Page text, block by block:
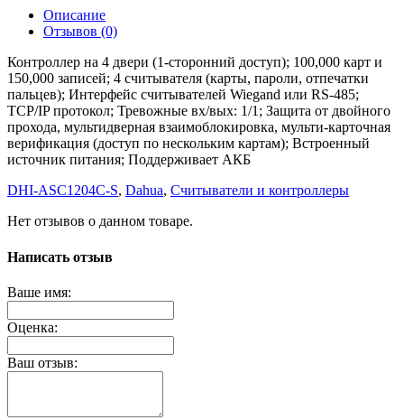
Описание
Отзывов (0)
Контроллер на 4 двери (1-сторонний доступ); 100,000 карт и
150,000 записей; 4 считывателя (карты, пароли, отпечатки
пальцев); Интерфейс считывателей Wiegand или RS-485;
TCP/IP протокол; Тревожные вх/вых: 1/1; Защита от двойного
прохода, мультидверная взаимоблокировка, мульти-карточная
верификация (доступ по нескольким картам); Встроенный
источник питания; Поддерживает АКБ
DHI-ASC1204C-S, Dahua, Считыватели и контроллеры
Нет отзывов о данном товаре.
Написать отзыв
Ваше имя:
Оценка:
Ваш отзыв: